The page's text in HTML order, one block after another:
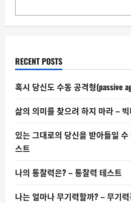
RECENT POSTS
혹시 당신도 수동 공격형(passive
삶의 의미를 찾으려 하지 마라 –
있는 그대로의 당신을 받아들일
스트
나의 통찰력은? – 통찰력 테스트
나는 얼마나 무기력할까? – 무기